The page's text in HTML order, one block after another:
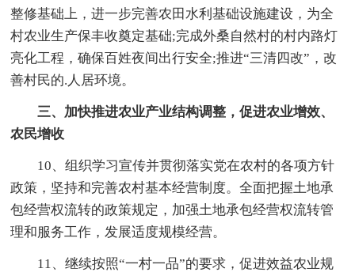
整修基础上，进一步完善农田水利基础设施建设，为全
村农业生产保丰收奠定基础;完成外桑自然村的村内路灯
亮化工程，确保百姓夜间出行安全;推进“三清四改”，改
善村民的.人居环境。
三、加快推进农业产业结构调整，促进农业增效、
农民增收
10、组织学习宣传并贯彻落实党在农村的各项方针
政策，坚持和完善农村基本经营制度。全面把握土地承
包经营权流转的政策规定，加强土地承包经营权流转管
理和服务工作，发展适度规模经营。
11、继续按照“一村一品”的要求，促进效益农业规